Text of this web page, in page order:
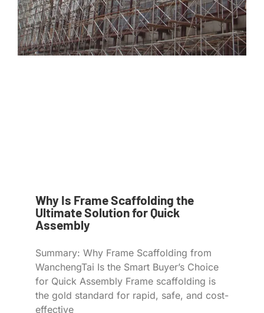
Why Is Frame Scaffolding the
Ultimate Solution for Quick
Assembly
Summary: Why Frame Scaffolding from
WanchengTai Is the Smart Buyer’s Choice
for Quick Assembly Frame scaffolding is
the gold standard for rapid, safe, and cost-
effective